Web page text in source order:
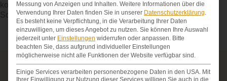
kognitive Störungen, Konzentrationsschwierigkeiten;
Schlaganfall und Gehirnblutung.
Über die Schmerzensgeld-Spezialisten
Messung von Anzeigen und Inhalten. Weitere Informationen über die
Verwendung Ihrer Daten finden Sie in unserer Datenschutzerklärung.
Es besteht keine Verpflichtung, in die Verarbeitung Ihrer Daten
einzuwilligen, um dieses Angebot zu nutzen. Sie können Ihre Auswahl
jederzeit unter Einstellungen widerrufen oder anpassen. Bitte
beachten Sie, dass aufgrund individueller Einstellungen
möglicherweise nicht alle Funktionen der Website verfügbar sind.
Einige Services verarbeiten personenbezogene Daten in den USA. Mit
Ihrer Einwilligung zur Nutzung dieser Services willigen Sie auch in die